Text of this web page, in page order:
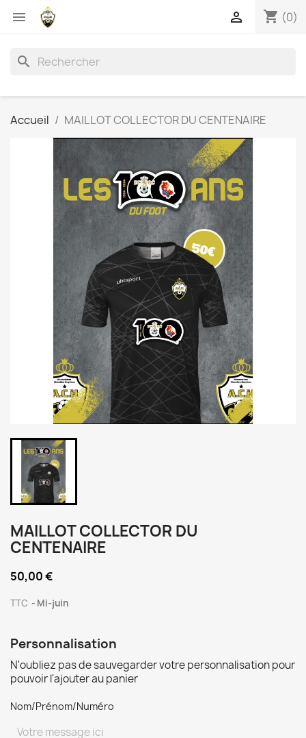
 shopping_cart (0)

search
Accueil MAILLOT COLLECTOR DU CENTENAIRE
MAILLOT COLLECTOR DU
CENTENAIRE
50,00 €
TTC Mi-juin
Personnalisation
N'oubliez pas de sauvegarder votre personnalisation pour
pouvoir l'ajouter au panier
Nom/Prénom/Numéro